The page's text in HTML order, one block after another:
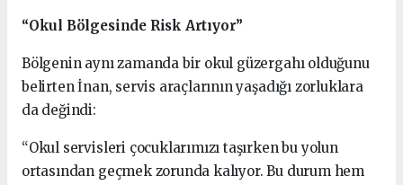
“Okul Bölgesinde Risk Artıyor”
Bölgenin aynı zamanda bir okul güzergahı olduğunu
belirten İnan, servis araçlarının yaşadığı zorluklara
da değindi:
“Okul servisleri çocuklarımızı taşırken bu yolun
ortasından geçmek zorunda kalıyor. Bu durum hem